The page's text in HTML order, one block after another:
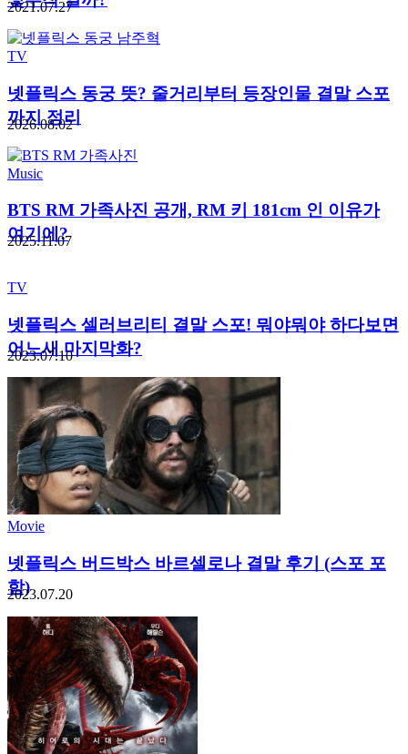
2021.07.27
TV
넷플릭스 동궁 뜻? 줄거리부터 등장인물 결말 스포
까지 정리
2026.08.02
Music
BTS RM 가족사진 공개, RM 키 181cm 인 이유가
여기에?
2025.11.07
TV
넷플릭스 셀러브리티 결말 스포! 뭐야뭐야 하다보면
어느새 마지막화?
2023.07.10
Movie
넷플릭스 버드박스 바르셀로나 결말 후기 (스포 포
함)
2023.07.20